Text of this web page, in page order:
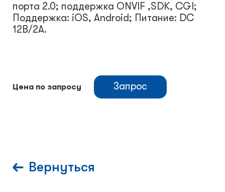
порта 2.0; поддержка ONVIF ,SDK, CGI;
Поддержка: iOS, Android; Питание: DC
12В/2А.
Цена по запросу Запрос
Вернуться